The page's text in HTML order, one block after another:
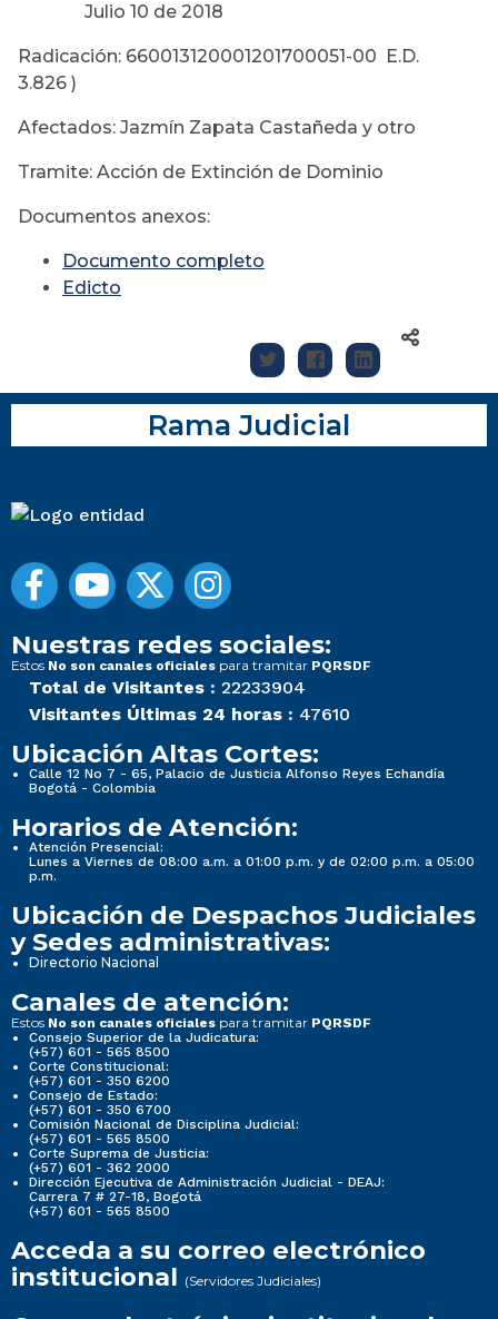
Julio 10 de 2018
Radicación: 660013120001201700051-00 E.D.
3.826 )
Afectados: Jazmín Zapata Castañeda y otro
Tramite: Acción de Extinción de Dominio
Documentos anexos:
Documento completo
Edicto
Rama Judicial
Nuestras redes sociales:
Estos No son canales oficiales para tramitar PQRSDF
Total de Visitantes : 22233904
Visitantes Últimas 24 horas : 47610
Ubicación Altas Cortes:
Calle 12 No 7 - 65, Palacio de Justicia Alfonso Reyes Echandía
Bogotá - Colombia
Horarios de Atención:
Atención Presencial:
Lunes a Viernes de 08:00 a.m. a 01:00 p.m. y de 02:00 p.m. a 05:00
p.m.
Ubicación de Despachos Judiciales
y Sedes administrativas:
Directorio Nacional
Canales de atención:
Estos No son canales oficiales para tramitar PQRSDF
Consejo Superior de la Judicatura:
(+57) 601 - 565 8500
Corte Constitucional:
(+57) 601 - 350 6200
Consejo de Estado:
(+57) 601 - 350 6700
Comisión Nacional de Disciplina Judicial:
(+57) 601 - 565 8500
Corte Suprema de Justicia:
(+57) 601 - 362 2000
Dirección Ejecutiva de Administración Judicial - DEAJ:
Carrera 7 # 27-18, Bogotá
(+57) 601 - 565 8500
Acceda a su correo electrónico
institucional (Servidores Judiciales)